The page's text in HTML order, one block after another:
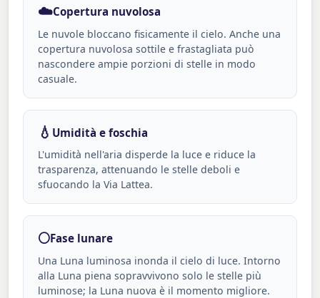
☁️Copertura nuvolosa
Le nuvole bloccano fisicamente il cielo. Anche una
copertura nuvolosa sottile e frastagliata può
nascondere ampie porzioni di stelle in modo
casuale.
💧 Umidità e foschia
L'umidità nell'aria disperde la luce e riduce la
trasparenza, attenuando le stelle deboli e
sfuocando la Via Lattea.
🌕Fase lunare
Una Luna luminosa inonda il cielo di luce. Intorno
alla Luna piena sopravvivono solo le stelle più
luminose; la Luna nuova è il momento migliore.